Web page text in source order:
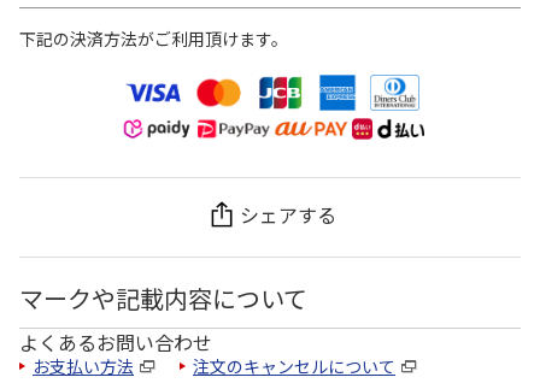
下記の決済方法がご利用頂けます。
シェアする
マークや記載内容について
よくあるお問い合わせ
お支払い方法 注文のキャンセルについて